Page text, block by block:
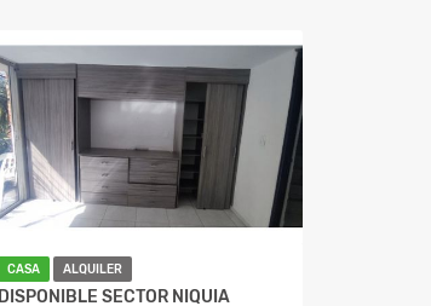
CASA ALQUILER
DISPONIBLE SECTOR NIQUIA